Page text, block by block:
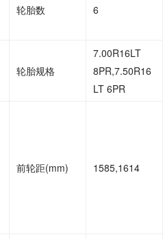
轮胎数 6
轮胎规格
7.00R16LT
8PR,7.50R16
LT 6PR
前轮距(mm) 1585,1614